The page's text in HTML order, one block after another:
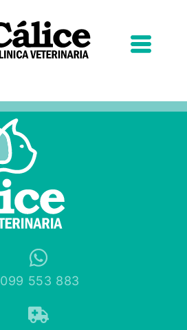
099 553 883